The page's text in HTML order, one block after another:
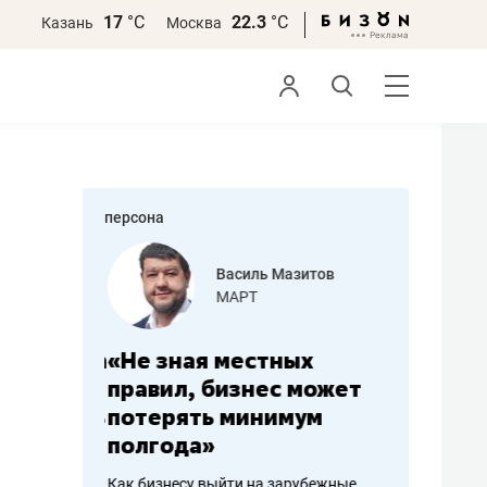
Казань 17 °С Москва 22.3 °С
персона
Василь Мазитов
МАРТ
«Не зная местных
правил, бизнес может
потерять минимум
полгода»